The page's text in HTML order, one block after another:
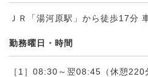
ＪＲ「湯河原駅」から徒歩17分
勤務曜日・時間
［1］08:30～翌08:45（休憩220